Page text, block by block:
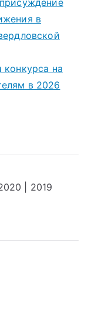
в
конкурса на
в 2026
2019